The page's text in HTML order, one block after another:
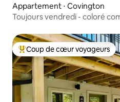
Appartement ⋅ Covington
Toujours vendredi - coloré
Coups de cœur voyageurs les
Coup de cœur voyageurs